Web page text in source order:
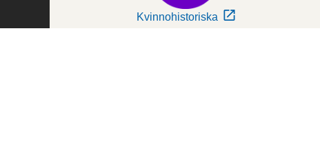
Kvinnohistoriska